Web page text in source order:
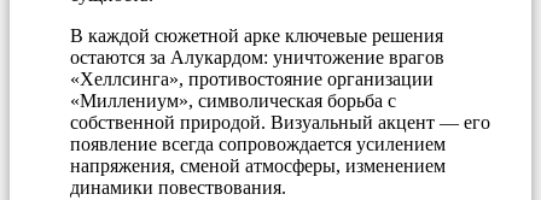
В каждой сюжетной арке ключевые решения
остаются за Алукардом: уничтожение врагов
«Хеллсинга», противостояние организации
«Миллениум», символическая борьба с
собственной природой. Визуальный акцент — его
появление всегда сопровождается усилением
напряжения, сменой атмосферы, изменением
динамики повествования.